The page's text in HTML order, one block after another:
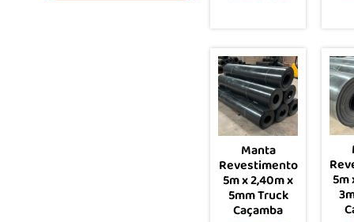
Manta
Revestimento
5m x 2,40m x
5mm Truck
Caçamba
5m